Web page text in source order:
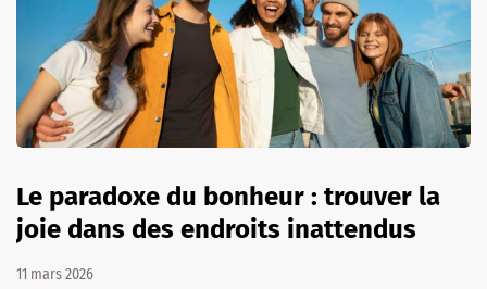
Le paradoxe du bonheur : trouver la
joie dans des endroits inattendus
11 mars 2026